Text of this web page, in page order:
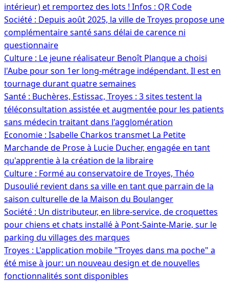
intérieur) et remportez des lots ! Infos : QR Code
Société : Depuis août 2025, la ville de Troyes propose une
complémentaire santé sans délai de carence ni
questionnaire
Culture : Le jeune réalisateur Benoît Planque a choisi
l'Aube pour son 1er long-métrage indépendant. Il est en
tournage durant quatre semaines
Santé : Buchères, Estissac, Troyes : 3 sites testent la
téléconsultation assistée et augmentée pour les patients
sans médecin traitant dans l'agglomération
Economie : Isabelle Charkos transmet La Petite
Marchande de Prose à Lucie Ducher, engagée en tant
qu'apprentie à la création de la libraire
Culture : Formé au conservatoire de Troyes, Théo
Dusoulié revient dans sa ville en tant que parrain de la
saison culturelle de la Maison du Boulanger
Société : Un distributeur, en libre-service, de croquettes
pour chiens et chats installé à Pont-Sainte-Marie, sur le
parking du villages des marques
Troyes : L'application mobile "Troyes dans ma poche" a
été mise à jour: un nouveau design et de nouvelles
fonctionnalités sont disponibles